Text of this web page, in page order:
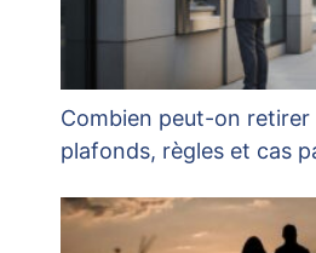
Combien peut-on retirer
plafonds, règles et cas